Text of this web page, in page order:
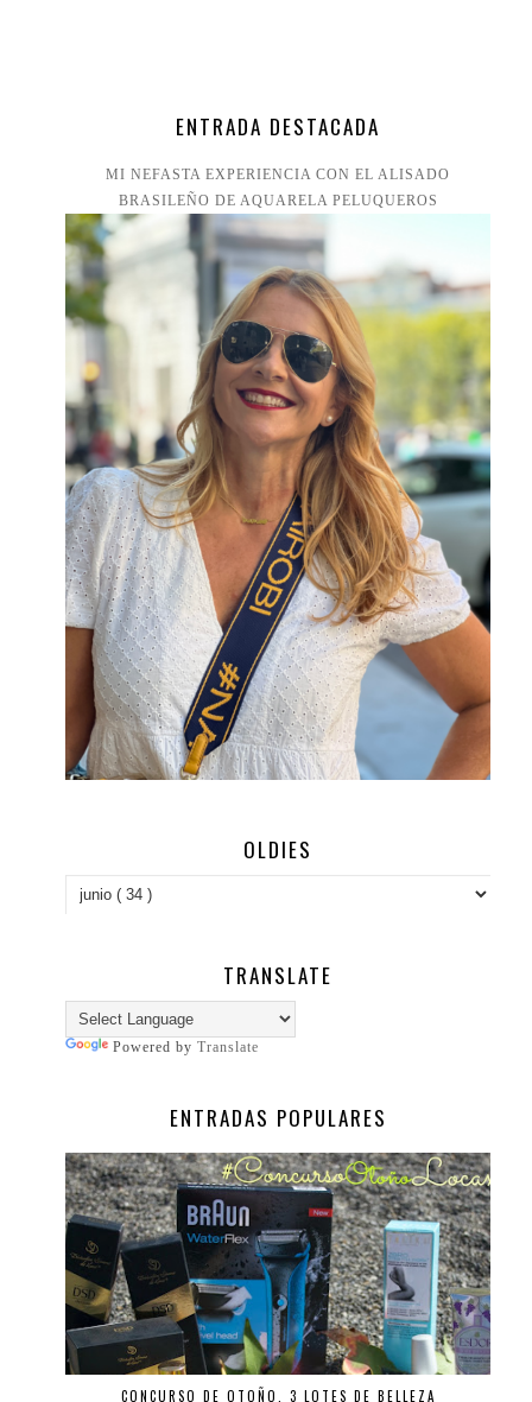
ENTRADA DESTACADA
MI NEFASTA EXPERIENCIA CON EL ALISADO
BRASILEÑO DE AQUARELA PELUQUEROS
OLDIES
TRANSLATE
Powered by Translate
ENTRADAS POPULARES
CONCURSO DE OTOÑO, 3 LOTES DE BELLEZA